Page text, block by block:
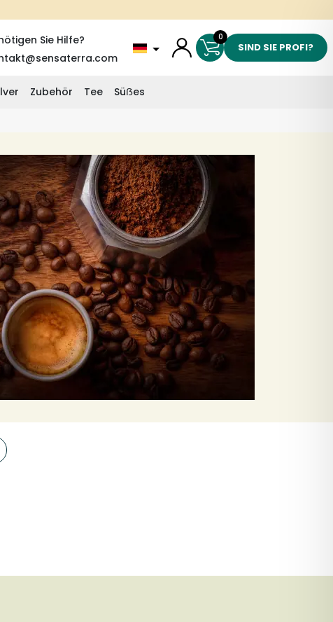
Sie Hilfe?
0
SIND SIE PROFI?
Zubehör Tee Süẞes